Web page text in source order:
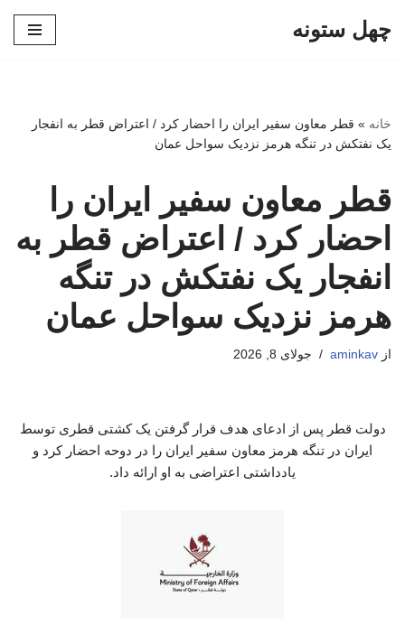
چهل ستونه
خانه » قطر معاون سفیر ایران را احضار کرد / اعتراض قطر به انفجار
یک نفتکش در تنگه هرمز نزدیک سواحل عمان
قطر معاون سفیر ایران را
احضار کرد / اعتراض قطر به
انفجار یک نفتکش در تنگه
هرمز نزدیک سواحل عمان
از aminkav جولای 8, 2026
دولت قطر پس از ادعای هدف قرار گرفتن یک کشتی قطری توسط
ایران در تنگه هرمز معاون سفیر ایران را در دوحه احضار کرد و
یادداشتی اعتراضی به او ارائه داد.